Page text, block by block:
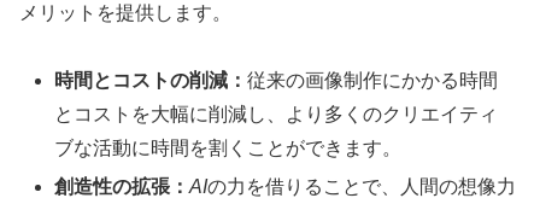
メリットを提供します。
時間とコストの削減：従来の画像制作にかかる時間
とコストを大幅に削減し、より多くのクリエイティ
ブな活動に時間を割くことができます。
創造性の拡張：AIの力を借りることで、人間の想像力